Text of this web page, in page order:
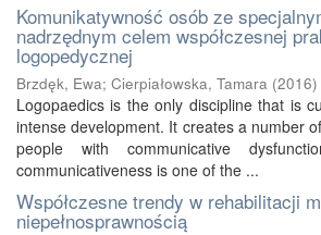
Komunikatywność osób ze
nadrzędnym celem współczesnej
logopedycznej
Brzdęk, Ewa; Cierpiałowska, Tamara (2016)
Logopaedics is the only discipline that is
intense development. It creates a number
people with communicative
communicativeness is one of the ...
Współczesne trendy w rehabilitacji
niepełnosprawnością